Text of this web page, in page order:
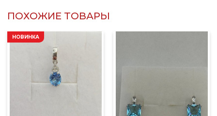
ПОХОЖИЕ ТОВАРЫ
НОВИНКА